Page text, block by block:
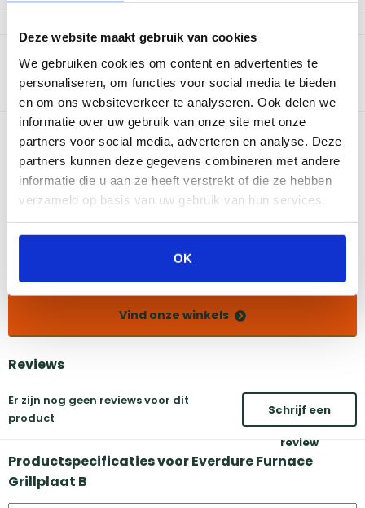
Deze website maakt gebruik van cookies
We gebruiken cookies om content en advertenties te
personaliseren, om functies voor social media te bieden
en om ons websiteverkeer te analyseren. Ook delen we
informatie over uw gebruik van onze site met onze
partners voor social media, adverteren en analyse. Deze
partners kunnen deze gegevens combineren met andere
informatie die u aan ze heeft verstrekt of die ze hebben
verzameld op basis van uw gebruik van hun services.
OK
Productomschrijving
Deze Everdure Furnace Grillplaat is een ideale toevoeging voor je
Everdure Furnace barbecue.
Bekijk dit product in onze winkels
Vind onze winkels
Reviews
Er zijn nog geen reviews voor dit
product
Schrijf een
review
Productspecificaties voor Everdure Furnace
Grillplaat B